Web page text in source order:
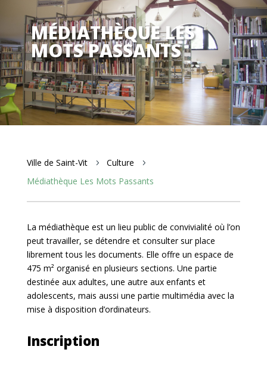
MÉDIATHÈQUE LES
MOTS PASSANTS
Ville de Saint-Vit 5 Culture 5
Médiathèque Les Mots Passants
La médiathèque est un lieu public de convivialité où l’on
peut travailler, se détendre et consulter sur place
librement tous les documents. Elle offre un espace de
475 m² organisé en plusieurs sections. Une partie
destinée aux adultes, une autre aux enfants et
adolescents, mais aussi une partie multimédia avec la
mise à disposition d’ordinateurs.
Inscription